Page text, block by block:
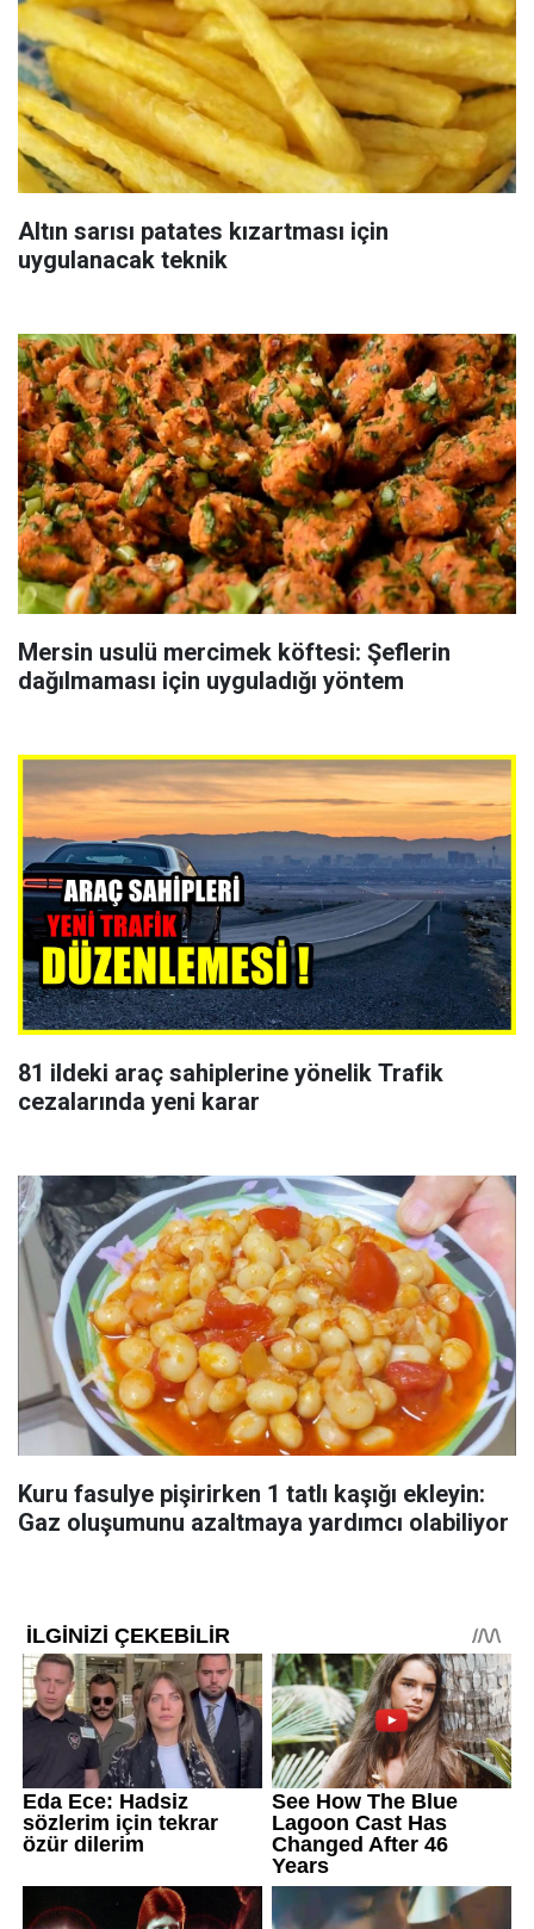
Altın sarısı patates kızartması için
uygulanacak teknik
Mersin usulü mercimek köftesi: Şeflerin
dağılmaması için uyguladığı yöntem
81 ildeki araç sahiplerine yönelik Trafik
cezalarında yeni karar
Kuru fasulye pişirirken 1 tatlı kaşığı ekleyin:
Gaz oluşumunu azaltmaya yardımcı olabiliyor